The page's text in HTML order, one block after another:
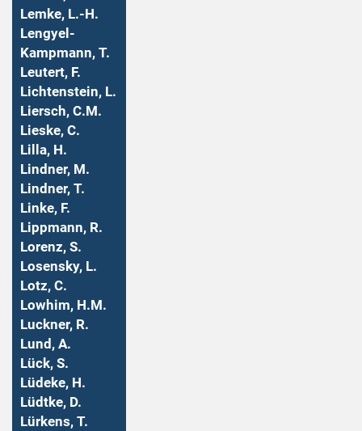
Lemke, L.-H.
Lengyel-
Kampmann, T.
Leutert, F.
Lichtenstein, L.
Liersch, C.M.
Lieske, C.
Lilla, H.
Lindner, M.
Lindner, T.
Linke, F.
Lippmann, R.
Lorenz, S.
Losensky, L.
Lotz, C.
Lowhim, H.M.
Luckner, R.
Lund, A.
Lück, S.
Lüdeke, H.
Lüdtke, D.
Lürkens, T.